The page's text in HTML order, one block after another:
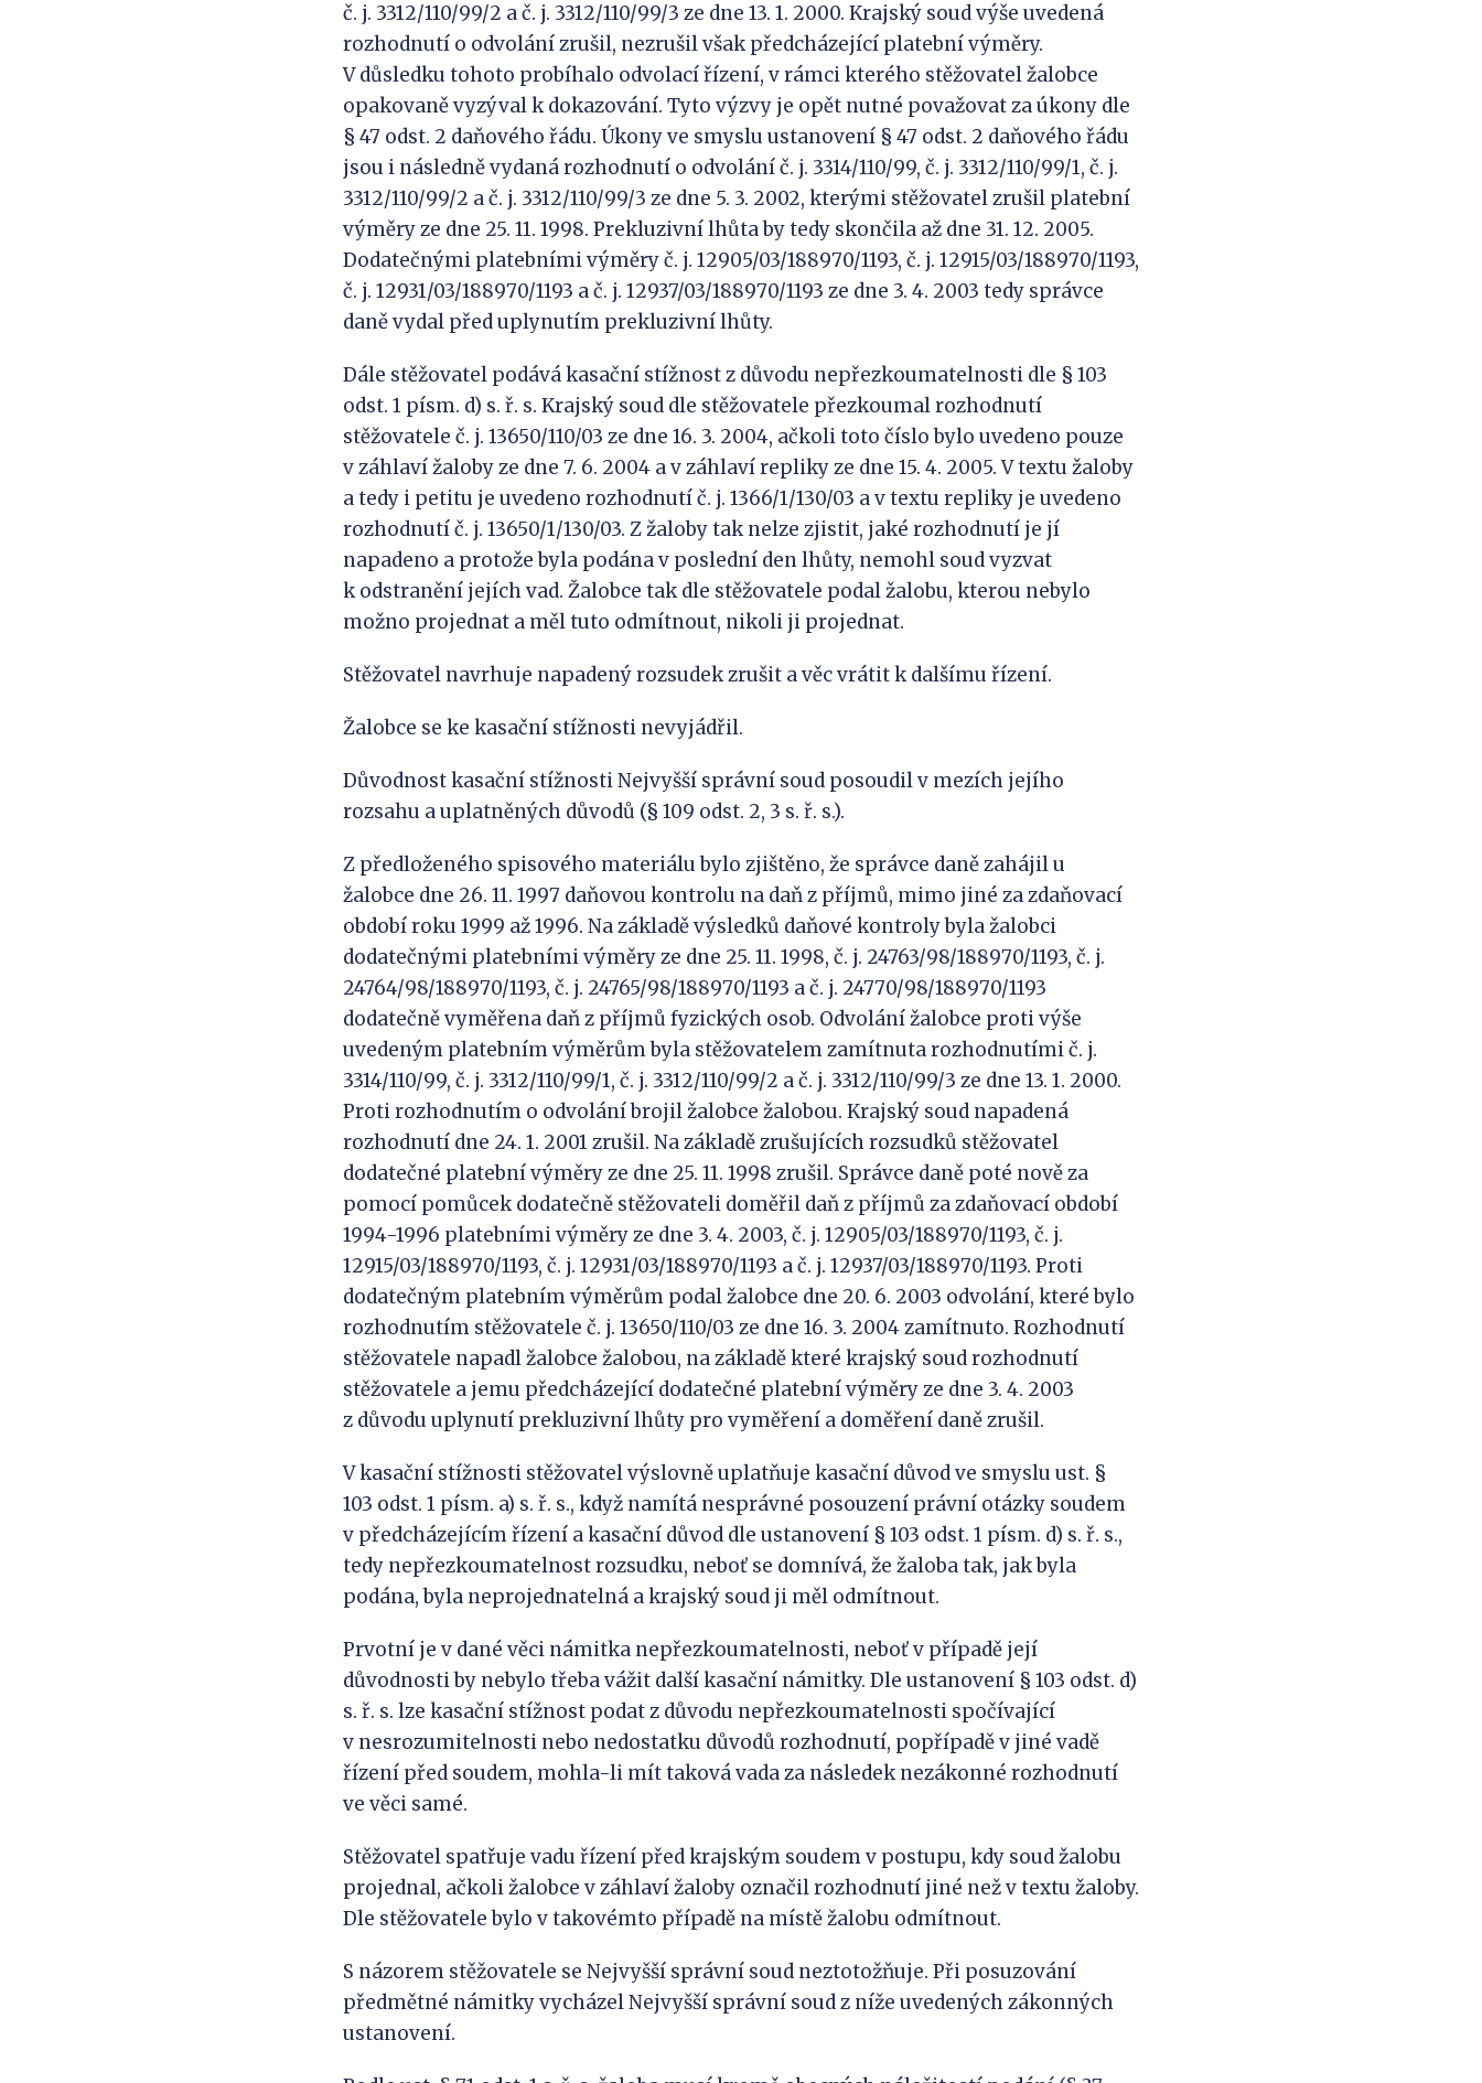
č. j. 3312/110/99/2 a č. j. 3312/110/99/3 ze dne 13. 1. 2000. Krajský soud výše uvedená
rozhodnutí o odvolání zrušil, nezrušil však předcházející platební výměry.
V důsledku tohoto probíhalo odvolací řízení, v rámci kterého stěžovatel žalobce
opakovaně vyzýval k dokazování. Tyto výzvy je opět nutné považovat za úkony dle
§ 47 odst. 2 daňového řádu. Úkony ve smyslu ustanovení § 47 odst. 2 daňového řádu
jsou i následně vydaná rozhodnutí o odvolání č. j. 3314/110/99, č. j. 3312/110/99/1, č. j.
3312/110/99/2 a č. j. 3312/110/99/3 ze dne 5. 3. 2002, kterými stěžovatel zrušil platební
výměry ze dne 25. 11. 1998. Prekluzivní lhůta by tedy skončila až dne 31. 12. 2005.
Dodatečnými platebními výměry č. j. 12905/03/188970/1193, č. j. 12915/03/188970/1193,
č. j. 12931/03/188970/1193 a č. j. 12937/03/188970/1193 ze dne 3. 4. 2003 tedy správce
daně vydal před uplynutím prekluzivní lhůty.
Dále stěžovatel podává kasační stížnost z důvodu nepřezkoumatelnosti dle § 103
odst. 1 písm. d) s. ř. s. Krajský soud dle stěžovatele přezkoumal rozhodnutí
stěžovatele č. j. 13650/110/03 ze dne 16. 3. 2004, ačkoli toto číslo bylo uvedeno pouze
v záhlaví žaloby ze dne 7. 6. 2004 a v záhlaví repliky ze dne 15. 4. 2005. V textu žaloby
a tedy i petitu je uvedeno rozhodnutí č. j. 1366/1/130/03 a v textu repliky je uvedeno
rozhodnutí č. j. 13650/1/130/03. Z žaloby tak nelze zjistit, jaké rozhodnutí je jí
napadeno a protože byla podána v poslední den lhůty, nemohl soud vyzvat
k odstranění jejích vad. Žalobce tak dle stěžovatele podal žalobu, kterou nebylo
možno projednat a měl tuto odmítnout, nikoli ji projednat.
Stěžovatel navrhuje napadený rozsudek zrušit a věc vrátit k dalšímu řízení.
Žalobce se ke kasační stížnosti nevyjádřil.
Důvodnost kasační stížnosti Nejvyšší správní soud posoudil v mezích jejího
rozsahu a uplatněných důvodů (§ 109 odst. 2, 3 s. ř. s.).
Z předloženého spisového materiálu bylo zjištěno, že správce daně zahájil u
žalobce dne 26. 11. 1997 daňovou kontrolu na daň z příjmů, mimo jiné za zdaňovací
období roku 1999 až 1996. Na základě výsledků daňové kontroly byla žalobci
dodatečnými platebními výměry ze dne 25. 11. 1998, č. j. 24763/98/188970/1193, č. j.
24764/98/188970/1193, č. j. 24765/98/188970/1193 a č. j. 24770/98/188970/1193
dodatečně vyměřena daň z příjmů fyzických osob. Odvolání žalobce proti výše
uvedeným platebním výměrům byla stěžovatelem zamítnuta rozhodnutími č. j.
3314/110/99, č. j. 3312/110/99/1, č. j. 3312/110/99/2 a č. j. 3312/110/99/3 ze dne 13. 1. 2000.
Proti rozhodnutím o odvolání brojil žalobce žalobou. Krajský soud napadená
rozhodnutí dne 24. 1. 2001 zrušil. Na základě zrušujících rozsudků stěžovatel
dodatečné platební výměry ze dne 25. 11. 1998 zrušil. Správce daně poté nově za
pomocí pomůcek dodatečně stěžovateli doměřil daň z příjmů za zdaňovací období
1994-1996 platebními výměry ze dne 3. 4. 2003, č. j. 12905/03/188970/1193, č. j.
12915/03/188970/1193, č. j. 12931/03/188970/1193 a č. j. 12937/03/188970/1193. Proti
dodatečným platebním výměrům podal žalobce dne 20. 6. 2003 odvolání, které bylo
rozhodnutím stěžovatele č. j. 13650/110/03 ze dne 16. 3. 2004 zamítnuto. Rozhodnutí
stěžovatele napadl žalobce žalobou, na základě které krajský soud rozhodnutí
stěžovatele a jemu předcházející dodatečné platební výměry ze dne 3. 4. 2003
z důvodu uplynutí prekluzivní lhůty pro vyměření a doměření daně zrušil.
V kasační stížnosti stěžovatel výslovně uplatňuje kasační důvod ve smyslu ust. §
103 odst. 1 písm. a) s. ř. s., když namítá nesprávné posouzení právní otázky soudem
v předcházejícím řízení a kasační důvod dle ustanovení § 103 odst. 1 písm. d) s. ř. s.,
tedy nepřezkoumatelnost rozsudku, neboť se domnívá, že žaloba tak, jak byla
podána, byla neprojednatelná a krajský soud ji měl odmítnout.
Prvotní je v dané věci námitka nepřezkoumatelnosti, neboť v případě její
důvodnosti by nebylo třeba vážit další kasační námitky. Dle ustanovení § 103 odst. d)
s. ř. s. lze kasační stížnost podat z důvodu nepřezkoumatelnosti spočívající
v nesrozumitelnosti nebo nedostatku důvodů rozhodnutí, popřípadě v jiné vadě
řízení před soudem, mohla-li mít taková vada za následek nezákonné rozhodnutí
ve věci samé.
Stěžovatel spatřuje vadu řízení před krajským soudem v postupu, kdy soud žalobu
projednal, ačkoli žalobce v záhlaví žaloby označil rozhodnutí jiné než v textu žaloby.
Dle stěžovatele bylo v takovémto případě na místě žalobu odmítnout.
S názorem stěžovatele se Nejvyšší správní soud neztotožňuje. Při posuzování
předmětné námitky vycházel Nejvyšší správní soud z níže uvedených zákonných
ustanovení.